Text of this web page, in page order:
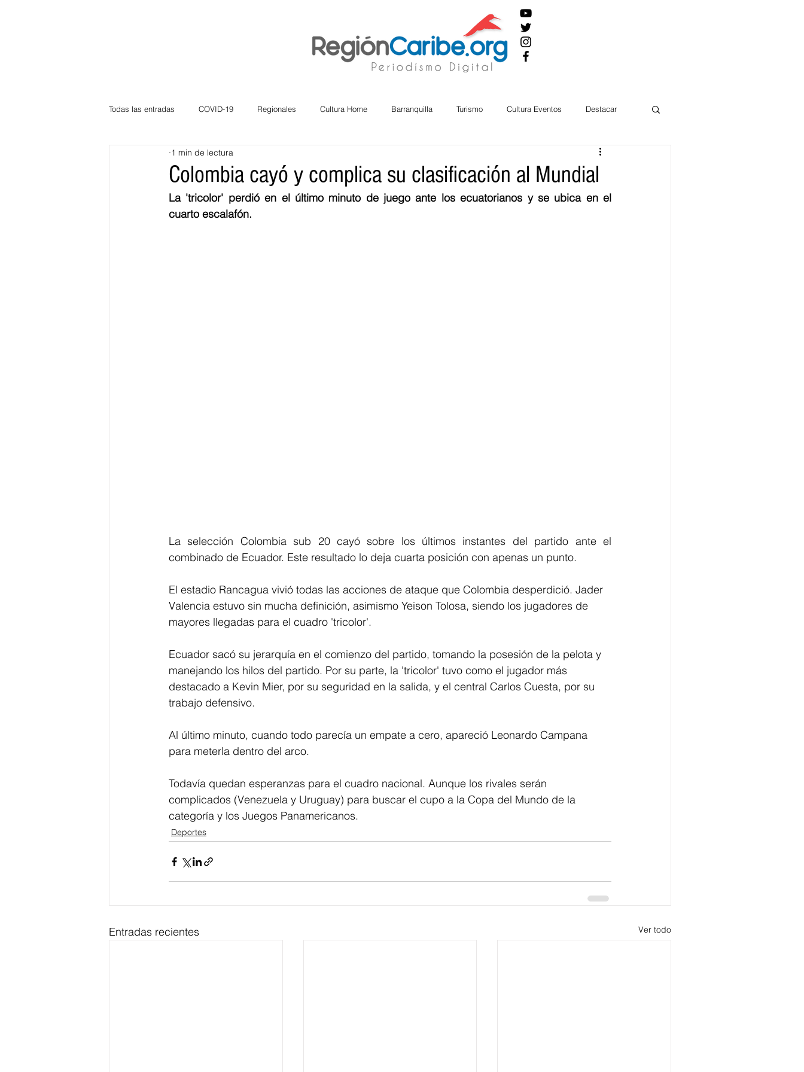
Todas las entradas COVID-19 Regionales Cultura Home Barranquilla Turismo Cultura Eventos Destacar
Atlántico
Bloggeros Hermanos Mayores Economía RAP CARIBE Política Documentos Día 10/10 2017
Colombia cayó y complica su clasificación al Mundial
1 min de lectura
La 'tricolor' perdió en el último minuto de juego ante los ecuatorianos y se ubica en el
cuarto escalafón.
La selección Colombia sub 20 cayó sobre los últimos instantes del partido ante el
combinado de Ecuador. Este resultado lo deja cuarta posición con apenas un punto.
El estadio Rancagua vivió todas las acciones de ataque que Colombia desperdició. Jader
Valencia estuvo sin mucha definición, asimismo Yeison Tolosa, siendo los jugadores de
mayores llegadas para el cuadro 'tricolor'.
Ecuador sacó su jerarquía en el comienzo del partido, tomando la posesión de la pelota y
manejando los hilos del partido. Por su parte, la 'tricolor' tuvo como el jugador más
destacado a Kevin Mier, por su seguridad en la salida, y el central Carlos Cuesta, por su
trabajo defensivo.
Al último minuto, cuando todo parecía un empate a cero, apareció Leonardo Campana
para meterla dentro del arco.
Todavía quedan esperanzas para el cuadro nacional. Aunque los rivales serán
complicados (Venezuela y Uruguay) para buscar el cupo a la Copa del Mundo de la
categoría y los Juegos Panamericanos.
Deportes
Entradas recientes Ver todo